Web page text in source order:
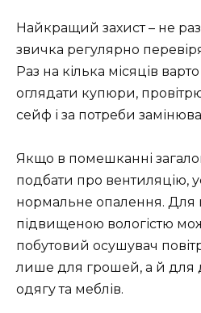
Найкращий захист – не
звичка регулярно
Раз на кілька місяців варто
оглядати купюри,
сейф і за потреби
Якщо в помешканні
подбати про вентиляцію,
нормальне опалення. Для
підвищеною вологістю
побутовий осушувач
лише для грошей, а й для
одягу та меблів.